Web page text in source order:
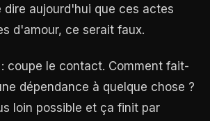
dire aujourd'hui que ces actes
d'amour, ce serait faux.
coupe le contact. Comment fait-
dépendance à quelque chose ?
loin possible et ça finit par